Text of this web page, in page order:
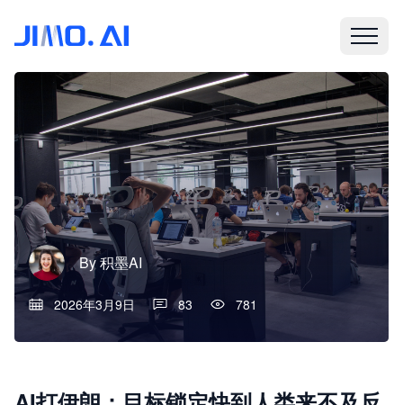
By积墨AI
2026年3月9日 83 781